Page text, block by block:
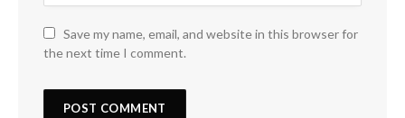
Save my name, email, and website in this browser for
the next time I comment.